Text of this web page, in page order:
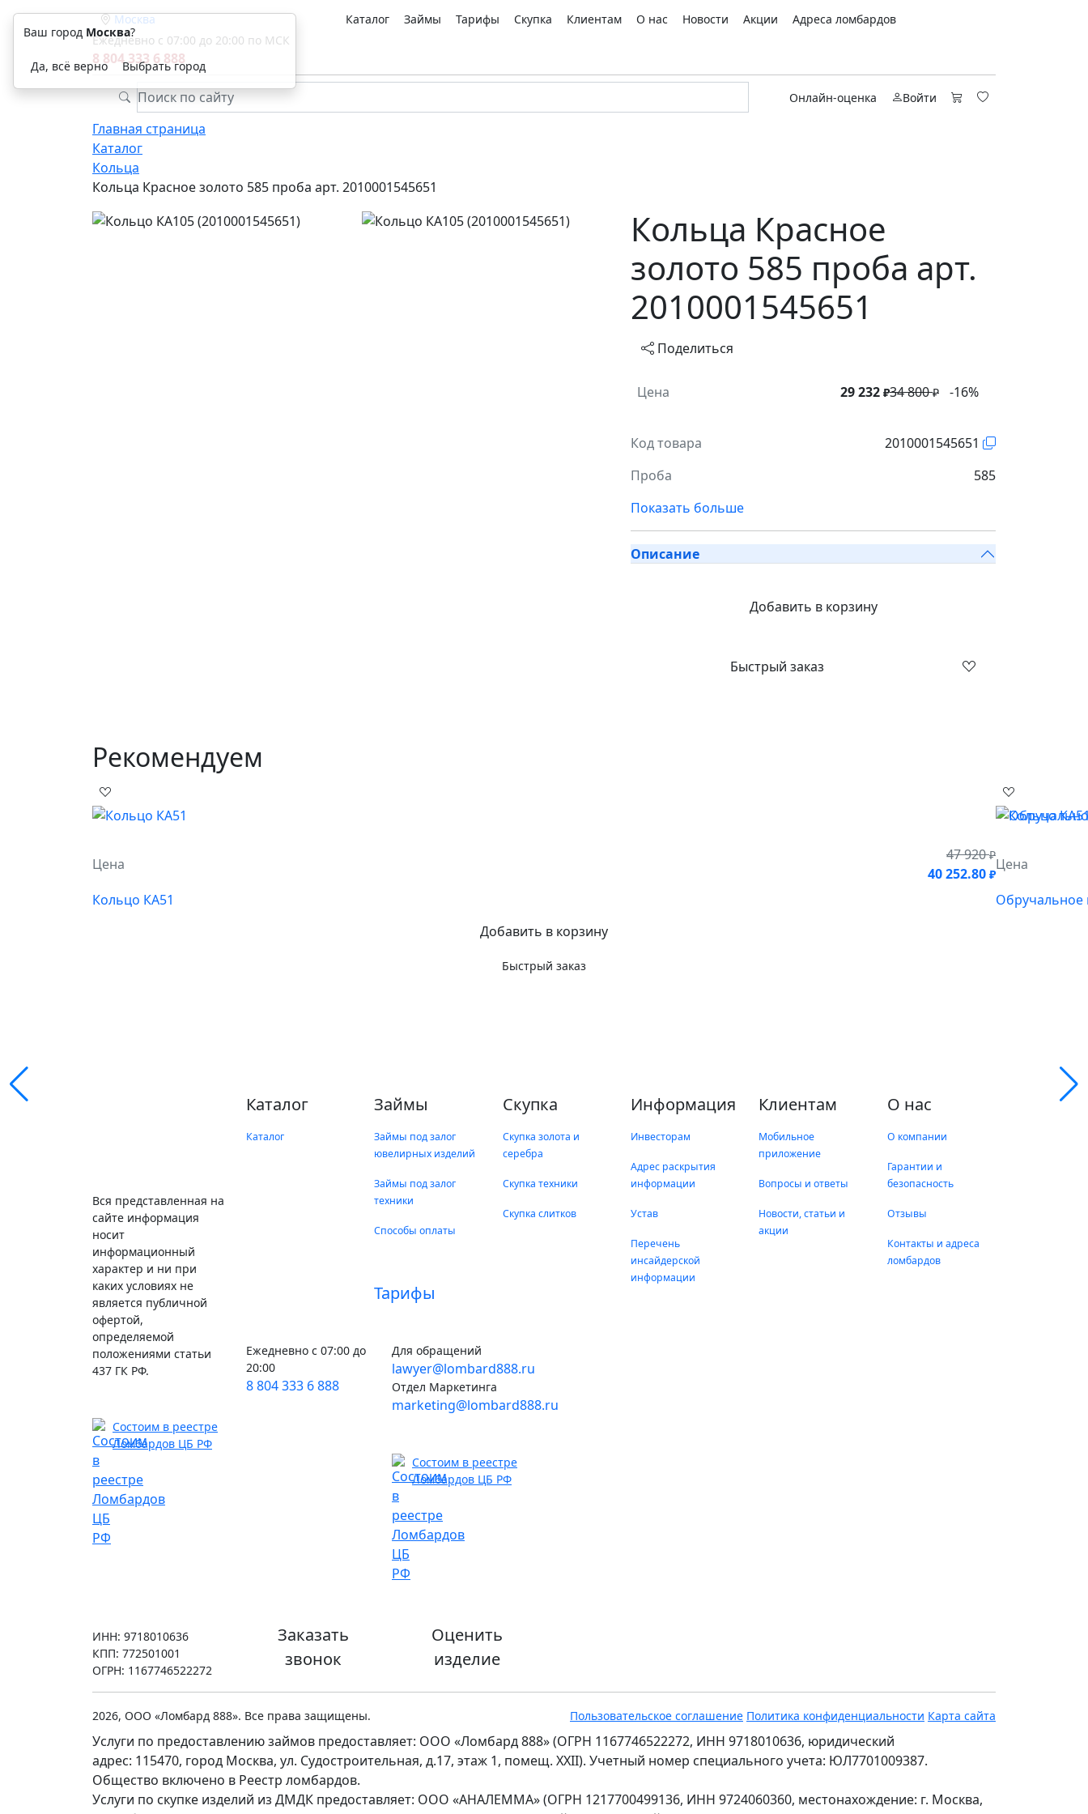
Москва Каталог Займы Тарифы Скупка Клиентам О нас Новости Акции
Адреса ломбардов
Ежедневно с 07:00 до 20:00 по МСК
8 804 333 6 888
Онлайн-оценка Войти
Главная страница
Каталог
Кольца
Кольца Красное золото 585 проба арт. 2010001545651
Кольца Красное
золото 585 проба арт.
2010001545651
Поделиться
Цена 29 232 ₽34 800₽ -16%
Код товара
2010001545651
Проба
585
Показать больше
Описание
Добавить в корзину
Быстрый заказ
Рекомендуем
Цена
47 920₽
40 252.80 ₽
Кольцо КА51
Добавить в корзину
Быстрый заказ
Цена
Обручальное
Вся представленная на
сайте информация
носит
информационный
характер и ни при
каких условиях не
является публичной
офертой,
определяемой
положениями статьи
437 ГК РФ.
Состоим в реестре
Ломбардов ЦБ РФ
ИНН: 9718010636
КПП: 772501001
ОГРН: 1167746522272
Каталог
Каталог
Займы
Займы под залог
ювелирных изделий
Займы под залог
техники
Способы оплаты
Тарифы
Скупка
Скупка золота и
серебра
Скупка техники
Скупка слитков
Информация
Инвесторам
Адрес раскрытия
информации
Устав
Перечень
инсайдерской
информации
Клиентам
Мобильное
приложение
Вопросы и ответы
Новости, статьи и
акции
О нас
О компании
Гарантии и
безопасность
Отзывы
Контакты и адреса
ломбардов
Ежедневно с 07:00 до
20:00
8 804 333 6 888
Для обращений
lawyer@lombard888.ru
Отдел Маркетинга
marketing@lombard888.ru
Состоим в реестре
Ломбардов ЦБ РФ
Заказать
звонок
Оценить
изделие
2026, ООО «Ломбард 888». Все права защищены. Пользовательское соглашение Политика конфиденциальности Карта сайта
Услуги по предоставлению займов предоставляет: ООО «Ломбард 888» (ОГРН 1167746522272, ИНН 9718010636, юридический
адрес: 115470, город Москва, ул. Судостроительная, д.17, этаж 1, помещ. XXII). Учетный номер специального учета: ЮЛ7701009387.
Общество включено в Реестр ломбардов.
Услуги по скупке изделий из ДМДК предоставляет: ООО «АНАЛЕММА» (ОГРН 1217700499136, ИНН 9724060360, местонахождение: г. Москва,
Ваш город Москва?
Да, всё верно Выбрать город